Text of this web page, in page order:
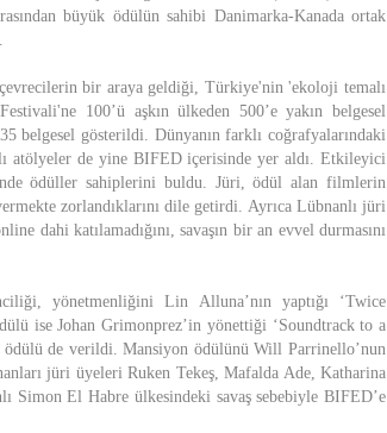
büyük ödülün sahibi Danimarka-Kanada ortak
bir araya geldiği, Türkiye'nin 'ekoloji temalı
100’ü aşkın ülkeden 500’e yakın belgesel
belgesel gösterildi. Dünyanın farklı coğrafyalarındaki
atölyeler de yine BIFED içerisinde yer aldı. Etkileyici
ödüller sahiplerini buldu. Jüri, ödül alan filmlerin
zorlandıklarını dile getirdi. Ayrıca Lübnanlı jüri
dahi katılamadığını, savaşın bir an evvel durmasını
yönetmenliğini Lin Alluna’nın yaptığı ‘Twice
ise Johan Grimonprez’in yönettiği ‘Soundtrack to a
ödülü de verildi. Mansiyon ödülünü Will Parrinello’nun
jüri üyeleri Ruken Tekeş, Mafalda Ade, Katharina
Simon El Habre ülkesindeki savaş sebebiyle BIFED’e